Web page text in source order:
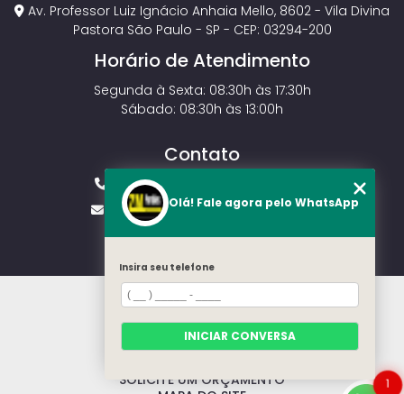
Av. Professor Luiz Ignácio Anhaia Mello, 8602 - Vila Divina
Pastora São Paulo - SP - CEP: 03294-200
Horário de Atendimento
Segunda à Sexta: 08:30h às 17:30h
Sábado: 08:30h às 13:00h
Contato
(11) 2143-4826
vendas.zmportoes@gmail.com
HOME
MODELOS
CONTATO
SOLICITE UM ORÇAMENTO
1
Olá! Fale agora pelo WhatsApp
Insira seu telefone
INICIAR CONVERSA